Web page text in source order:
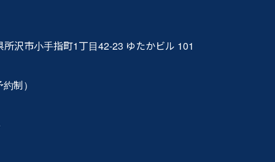
沢市小手指町1丁目42-23 ゆたかビル 101
制）